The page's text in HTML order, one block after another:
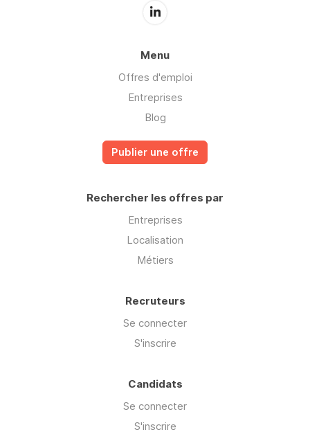
Menu
Offres d'emploi
Entreprises
Blog
Publier une offre
Rechercher les offres par
Entreprises
Localisation
Métiers
Recruteurs
Se connecter
S'inscrire
Candidats
Se connecter
S'inscrire